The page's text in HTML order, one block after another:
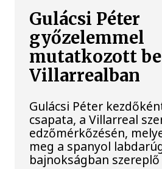
Gulácsi Péter
győzelemmel
mutatkozott
Villarrealban
Gulácsi Péter
csapata, a Villarreal
edzőmérkőzésén,
meg a spanyol
bajnokságban